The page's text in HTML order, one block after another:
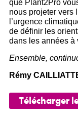
que Plant2Pro
nous projeter vers
l’urgence
de définir les
dans les années à
Ensemble,
Rémy
Télécharger